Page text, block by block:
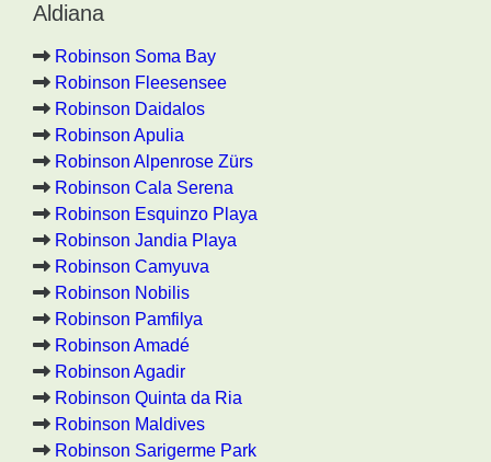
Aldiana
Robinson Soma Bay
Robinson Fleesensee
Robinson Daidalos
Robinson Apulia
Robinson Alpenrose Zürs
Robinson Cala Serena
Robinson Esquinzo Playa
Robinson Jandia Playa
Robinson Camyuva
Robinson Nobilis
Robinson Pamfilya
Robinson Amadé
Robinson Agadir
Robinson Quinta da Ria
Robinson Maldives
Robinson Sarigerme Park